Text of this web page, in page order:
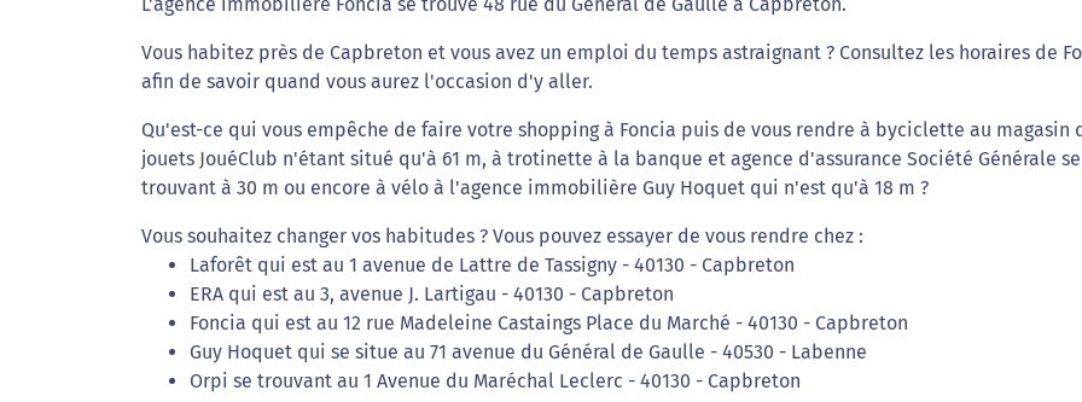
Vous habitez près de Capbreton et vous avez un emploi du temps astraignant ? Consultez les horaires de
afin de savoir quand vous aurez l'occasion d'y aller.
Qu'est-ce qui vous empêche de faire votre shopping à Foncia puis de vous rendre à byciclette au magasin
jouets JouéClub n'étant situé qu'à 61 m, à trotinette à la banque et agence d'assurance Société Générale se
trouvant à 30 m ou encore à vélo à l'agence immobilière Guy Hoquet qui n'est qu'à 18 m ?
Vous souhaitez changer vos habitudes ? Vous pouvez essayer de vous rendre chez :
Laforêt qui est au 1 avenue de Lattre de Tassigny - 40130 - Capbreton
ERA qui est au 3, avenue J. Lartigau - 40130 - Capbreton
Foncia qui est au 12 rue Madeleine Castaings Place du Marché - 40130 - Capbreton
Guy Hoquet qui se situe au 71 avenue du Général de Gaulle - 40530 - Labenne
Orpi se trouvant au 1 Avenue du Maréchal Leclerc - 40130 - Capbreton